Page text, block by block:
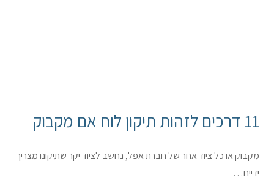
11 דרכים לזהות תיקון לוח אם מקבוק
מקבוק או כל ציוד אחר של חברת אפל, נחשב לציוד יקר שתיקונו מצריך
ידיים…